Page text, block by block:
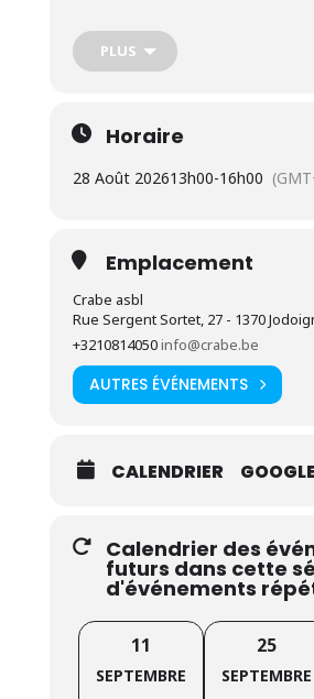
Ces ateliers d’
une heure
d’appréhender et de s’approprier
spécifiques
Il peut s’agir de :
Se familiariser à l’utilisation
messageries, d’un traitement de
applications bancaires, des
Rédiger un CV et/ou une lettre
Utiliser les applications en ligne
démarches administratives.
PLUS
Horaire
28 Août 202613h00-16h00
Emplacement
Crabe asbl
Rue Sergent Sortet, 27 - 1370
+3210814050info@crabe.be
AUTRES ÉVÉNEMENTS
CALENDRIER
Calendrier des
futurs dans cette
d'événements
11
SEPTEMBRE
25
SEPTEMBRE